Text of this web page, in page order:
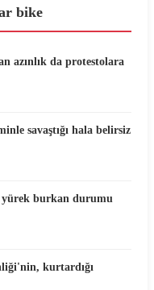
bike
azınlık da protestolara
savaştığı hala belirsiz
yürek burkan durumu
kurtardığı